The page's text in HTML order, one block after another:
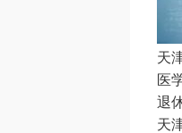
天
医
退
天